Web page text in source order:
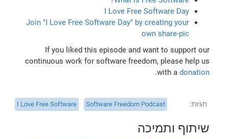
I Love Free Software Day
Join "I Love Free Software Day" by creating your
own share-pic
If you liked this episode and want to support our
continuous work for software freedom, please help us
with a donation
.
תגיות Software Freedom Podcast
I Love Free Software
שיתוף ותמיכה